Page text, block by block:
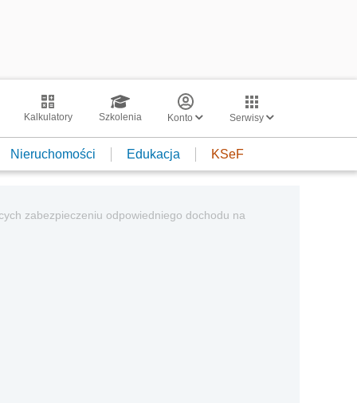
Kalkulatory Szkolenia Konto Serwisy
Nieruchomości Edukacja KSeF
zabezpieczeniu odpowiedniego dochodu na